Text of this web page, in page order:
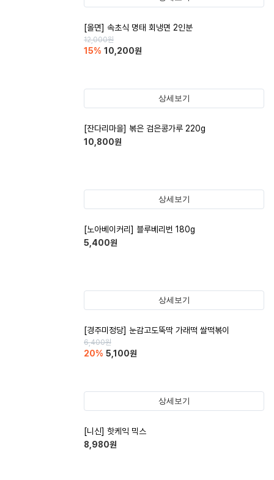
[올면] 속초식 명태 회냉면 2인분
12,000원
15% 10,200원
상세보기
[잔다리마을] 볶은 검은콩가루 220g
10,800원
상세보기
[노아베이커리] 블루베리번 180g
5,400원
상세보기
[경주미정당] 눈감고도뚝딱 가래떡 쌀떡볶이
6,400원
20% 5,100원
상세보기
[니신] 핫케익 믹스
8,980원